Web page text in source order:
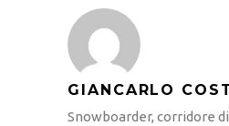
GIANCARLO
Snowboarder, corridore